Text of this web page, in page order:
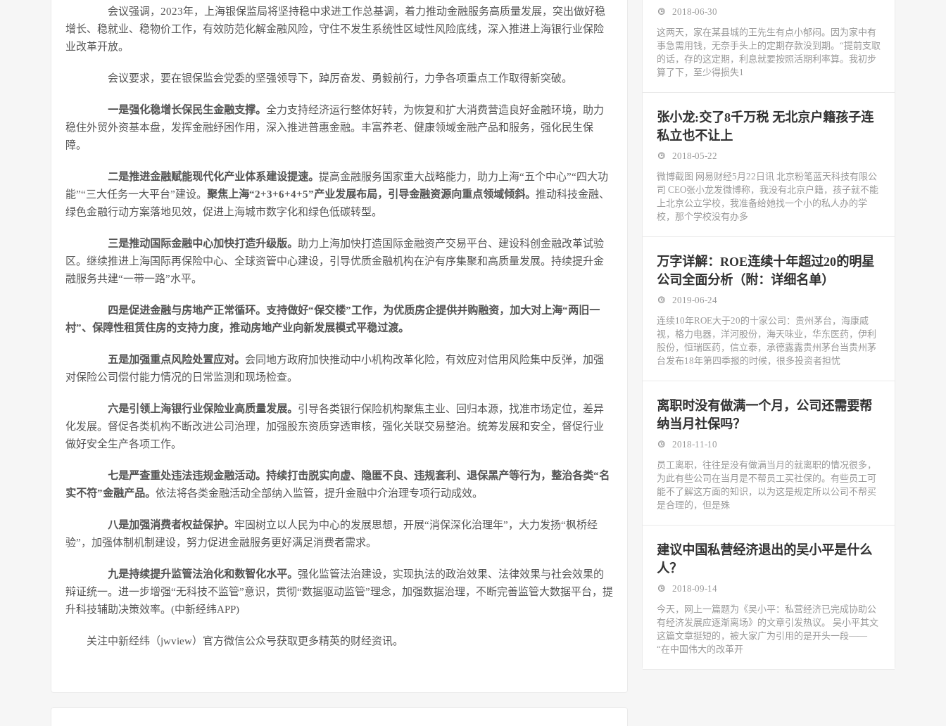
会议强调，2023年，上海银保监局将坚持稳中求进工作总基调，着力推动金融服务高质量发展，突出做好稳
增长、稳就业、稳物价工作，有效防范化解金融风险，守住不发生系统性区域性风险底线，深入推进上海银行业保险
业改革开放。
会议要求，要在银保监会党委的坚强领导下，踔厉奋发、勇毅前行，力争各项重点工作取得新突破。
一是强化稳增长保民生金融支撑。 全力支持经济运行整体好转，为恢复和扩大消费营造良好金融环境，助力
稳住外贸外资基本盘，发挥金融纾困作用，深入推进普惠金融。丰富养老、健康领域金融产品和服务，强化民生保
障。
二是推进金融赋能现代化产业体系建设提速。 提高金融服务国家重大战略能力，助力上海“五个中心”“四大功
能”“三大任务一大平台”建设。 聚焦上海“2+3+6+4+5”产业发展布局，引导金融资源向重点领域倾斜。 推动科技金融、
绿色金融行动方案落地见效，促进上海城市数字化和绿色低碳转型。
三是推动国际金融中心加快打造升级版。
助力上海加快打造国际金融资产交易平台、建设科创金融改革试验
区。继续推进上海国际再保险中心、全球资管中心建设，引导优质金融机构在沪有序集聚和高质量发展。持续提升金
融服务共建“一带一路”水平。
四是促进金融与房地产正常循环。支持做好“保交楼”工作，为优质房企提供并购融资，加大对上海“两旧一
村”、保障性租赁住房的支持力度，推动房地产业向新发展模式平稳过渡。
五是加强重点风险处置应对。 会同地方政府加快推动中小机构改革化险，有效应对信用风险集中反弹，加强
对保险公司偿付能力情况的日常监测和现场检查。
六是引领上海银行业保险业高质量发展。 引导各类银行保险机构聚焦主业、回归本源，找准市场定位，差异
化发展。督促各类机构不断改进公司治理，加强股东资质穿透审核，强化关联交易整治。统筹发展和安全，督促行业
做好安全生产各项工作。
七是严查重处违法违规金融活动。持续打击脱实向虚、隐匿不良、违规套利、退保黑产等行为，整治各类“名
实不符”金融产品。 依法将各类金融活动全部纳入监管，提升金融中介治理专项行动成效。
八是加强消费者权益保护。 牢固树立以人民为中心的发展思想，开展“消保深化治理年”，大力发扬“枫桥经
验”，加强体制机制建设，努力促进金融服务更好满足消费者需求。
九是持续提升监管法治化和数智化水平。 强化监管法治建设，实现执法的政治效果、法律效果与社会效果的
辩证统一。进一步增强“无科技不监管”意识，贯彻“数据驱动监管”理念，加强数据治理，不断完善监管大数据平台，提
升科技辅助决策效率。(中新经纬APP)
关注中新经纬（jwview）官方微信公众号获取更多精英的财经资讯。
2018-06-30
这两天，家在某县城的王先生有点小郁闷。因为家中有
事急需用钱，无奈手头上的定期存款没到期。“提前支取
的话，存的这定期，利息就要按照活期利率算。我初步
算了下，至少得损失1
张小龙:交了8千万税 无北京户籍孩子连
私立也不让上
2018-05-22
微博截图 网易财经5月22日讯 北京粉笔蓝天科技有限公
司 CEO张小龙发微博称，我没有北京户籍，孩子就不能
上北京公立学校，我准备给她找一个小的私人办的学
校，那个学校没有办多
万字详解：ROE连续十年超过20的明星
公司全面分析（附：详细名单）
2019-06-24
连续10年ROE大于20的十家公司：贵州茅台，海康威
视，格力电器，洋河股份，海天味业，华东医药，伊利
股份，恒瑞医药，信立泰，承德露露贵州茅台当贵州茅
台发布18年第四季报的时候，很多投资者担忧
离职时没有做满一个月，公司还需要帮
纳当月社保吗？
2018-11-10
​员工离职，往往是没有做满当月的就离职的情况很多，
为此有些公司在当月是不帮员工买社保的。有些员工可
能不了解这方面的知识，以为这是规定所以公司不帮买
是合理的，但是殊
建议中国私营经济退出的吴小平是什么
人？
2018-09-14
今天，网上一篇题为《吴小平：私营经济已完成协助公
有经济发展应逐渐离场》的文章引发热议。 吴小平其文
这篇文章挺短的，被大家广为引用的是开头一段——
“在中国伟大的改革开